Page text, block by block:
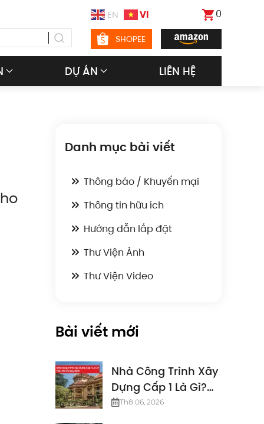
EN VI 0
SHOPEE
DỰ ÁN LIÊN HỆ
Danh mục bài viết
Thông báo / Khuyến mại
Thông tin hữu ích
Hướng dẫn lắp đặt
Thư Viện Ảnh
Thư Viện Video
Bài viết mới
Nhà Công Trình Xây
Dựng Cấp 1 Là Gì?
Tiêu Chí Và Quy
Th8 06, 2026